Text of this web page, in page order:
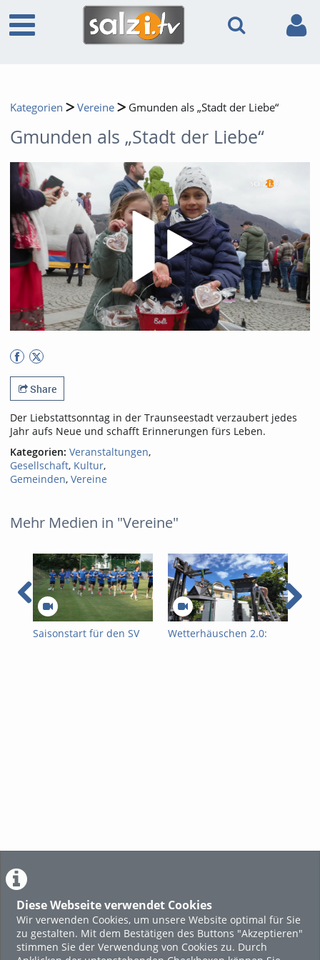
Diese Webseite verwendet Cookies
Wir verwenden Cookies, um unsere Website optimal für Sie
zu gestalten. Mit dem Bestätigen des Buttons "Akzeptieren"
stimmen Sie der Verwendung von Cookies zu. Durch
Kategorien Vereine Gmunden als „Stadt der Liebe“
Gmunden als „Stadt der Liebe“
Share
Der Liebstattsonntag in der Traunseestadt verzaubert jedes
Jahr aufs Neue und schafft Erinnerungen fürs Leben.
Kategorien: Veranstaltungen,
Gesellschaft, Kultur,
Gemeinden, Vereine
Mehr Medien in "Vereine"
Saisonstart für den SV
Wetterhäuschen 2.0: